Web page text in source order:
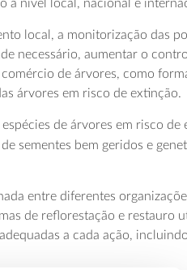
a nível local, nacional e
local, a monitorização das
necessário, aumentar o
de árvores, como
árvores em risco de extinção.
de árvores em risco de
sementes bem geridos e
entre diferentes
de reflorestação e restauro
a cada ação,